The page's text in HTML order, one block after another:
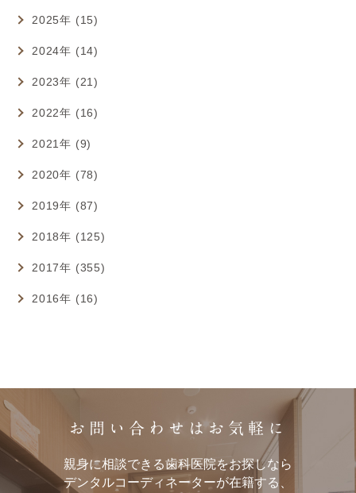
2025年 (15)
2024年 (14)
2023年 (21)
2022年 (16)
2021年 (9)
2020年 (78)
2019年 (87)
2018年 (125)
2017年 (355)
2016年 (16)
お問い合わせはお気軽に
親身に相談できる歯科医院をお探しなら
デンタルコーディネーターが在籍する、